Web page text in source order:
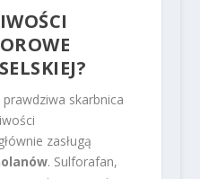
skarbnica
zasługą
. Sulforafan,